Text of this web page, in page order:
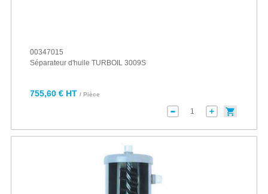
00347015
Séparateur d'huile TURBOIL 3009S
755,60 € HT / Pièce